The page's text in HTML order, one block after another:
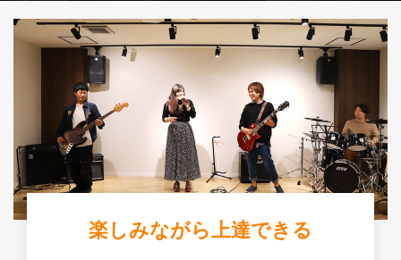
楽しみながら上達できる